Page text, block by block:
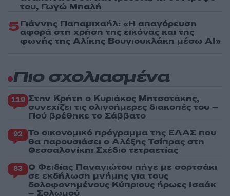
του, Γωγώ Μπαλή
5Γιάννης Παπαμιχαήλ: «Η απαγόρευση
αφορά στη χρήση της εικόνας και της
φωνής της Αλίκης Βουγιουκλάκη μέσω AI»
Πιο σχολιασμένα
119 Στην Κρήτη ο Κυριάκος Μητσοτάκης,
συνεχίζει τις ολιγοήμερες διακοπές του –
Πού βρέθηκε το Σάββατο
92 Το οικονομικό πρόγραμμα της ΕΛΑΣ που
θα παρουσιάσει ο Αλέξης Τσίπρας στη
Θεσσαλονίκη: Σχέδιο τετραετίας
83 Ο Φειδίας Παναγιώτου πήγε με σορτσάκι
σε εκδήλωση μνήμης για τους
δολοφονημένους Κύπριους ήρωες Ισαάκ
– Σολωμού